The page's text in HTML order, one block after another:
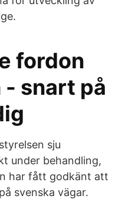
fordon
snart på
sju
under behandling,
har fått godkänt att
svenska vägar.